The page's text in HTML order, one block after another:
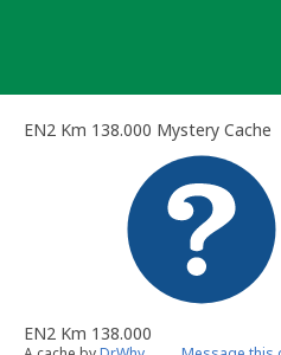
EN2 Km 138.000 Mystery Cache
EN2 Km 138.000